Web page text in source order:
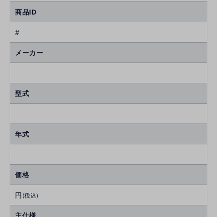
商品ID
#
メーカー
型式
年式
価格
円 (税込)
主仕様